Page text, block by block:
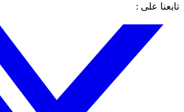
تابعنا على :